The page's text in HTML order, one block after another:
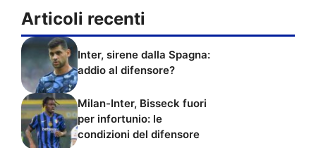
Articoli recenti
Inter, sirene dalla Spagna:
addio al difensore?
Milan-Inter, Bisseck fuori
per infortunio: le
condizioni del difensore